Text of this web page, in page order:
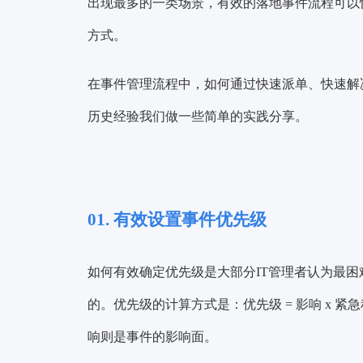
出现最多的一类场景，有效的落地事件流程可
方式。
在事件管理流程中，如何通过快速派单、快速
历史经验我们做一些简单的实践分享。
01. 有效设置事件优先级
如何有效确定优先级是大部分IT管理者认为最
的。优先级的计算方式是： 优先级 = 影响 x 紧
响则是事件的影响面。